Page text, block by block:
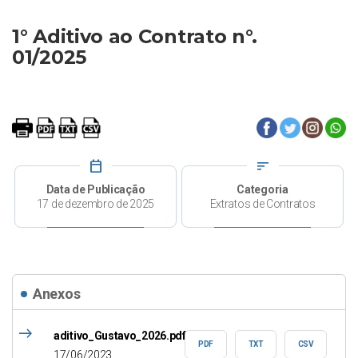
1° Aditivo ao Contrato n°.
01/2025
calendar_today
Data de Publicação
17 de dezembro de 2025
sort
Categoria
Extratos de Contratos
Anexos
east
aditivo_Gustavo_2026.pdf
17/06/2023
PDF TXT CSV